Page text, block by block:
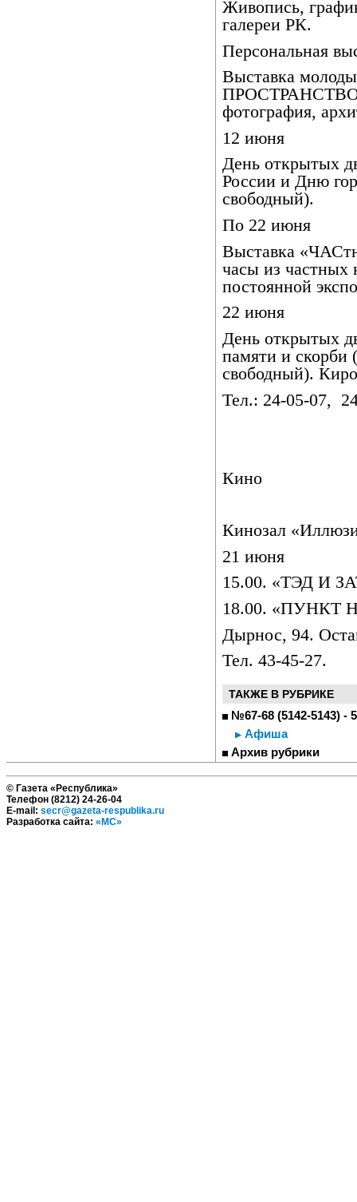
Живопись,
галереи РК.
Персональная
Выставка
фотография,
12 июня
День открытых
России и Дню
свободный).
По 22 июня
Выставка
часы из частных
постоянной
22 июня
День открытых
памяти и скорби
свободный).
Тел.: 24-05-07,
Кино
Кинозал
21 июня
15.00. «ТЭД И
18.00. «ПУНКТ
Дырнос, 94.
Тел. 43-45-27.
ТАКЖЕ В РУБРИКЕ
№67-68 (5142-5143) -
Афиша
Архив рубрики
© Газета «Республика»
Телефон (8212) 24-26-04
E-mail: secr@gazeta-respublika.ru
Разработка сайта: «МС»